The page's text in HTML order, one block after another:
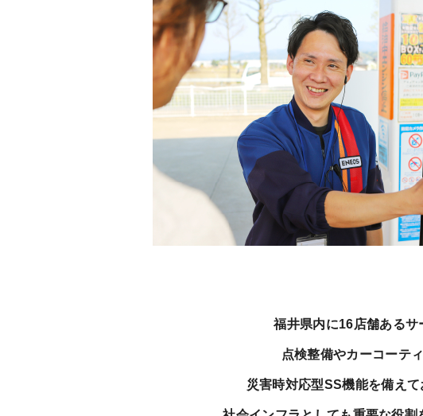
福井県内に16店舗あるサ
点検整備やカーコーテ
災害時対応型SS機能を備え